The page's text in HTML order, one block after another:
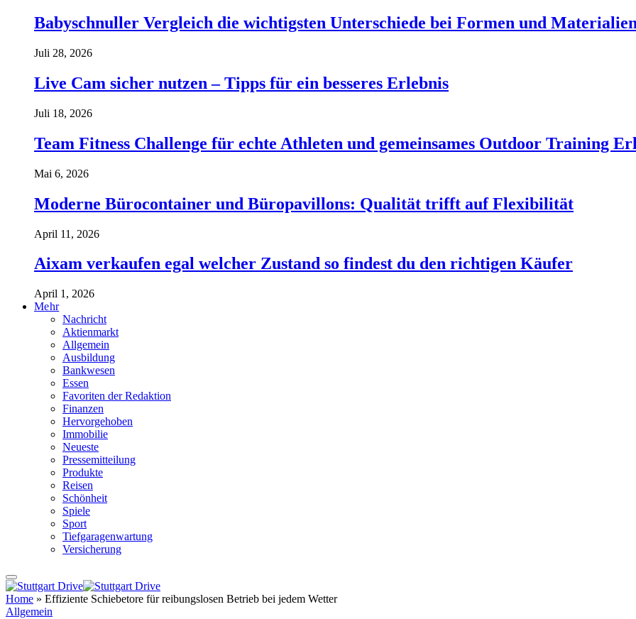
Babyschnuller Vergleich die wichtigsten Unterschiede bei Formen und
Juli 28, 2026
Live Cam sicher nutzen – Tipps für ein besseres Erlebnis
Juli 18, 2026
Team Fitness Challenge für echte Athleten und gemeinsames Outdoor Training
Mai 6, 2026
Moderne Bürocontainer und Büropavillons: Qualität trifft auf Flexibilität
April 11, 2026
Aixam verkaufen egal welcher Zustand so findest du den richtigen Käufer
April 1, 2026
Mehr
Nachricht
Aktienmarkt
Allgemein
Ausbildung
Bankwesen
Essen
Favoriten der Redaktion
Finanzen
Hervorgehoben
Immobilie
Neueste
Pressemitteilung
Produkte
Reisen
Schönheit
Spiele
Sport
Tiefgaragenwartung
Versicherung
Home » Effiziente Schiebetore für reibungslosen Betrieb bei jedem Wetter
Allgemein